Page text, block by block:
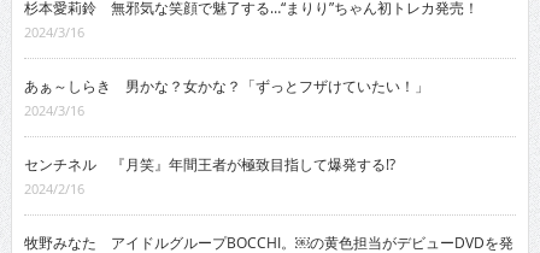
杉本愛莉鈴 無邪気な笑顔で魅了する…“まりり”ちゃん初トレカ発売！
2024/3/16
あぁ～しらき 男かな？女かな？「ずっとフザけていたい！」
2024/3/16
センチネル 『月笑』年間王者が極致目指して爆発する!?
2024/2/16
牧野みなた アイドルグループBOCCHI。￼の黄色担当がデビューDVDを発